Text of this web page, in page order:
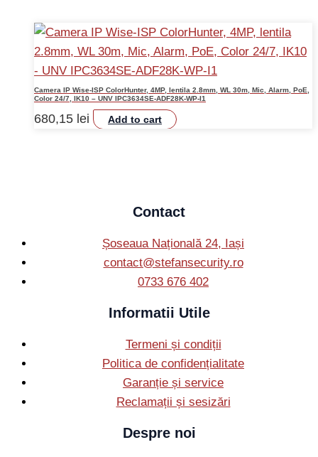
Camera IP Wise-ISP ColorHunter, 4MP, lentila 2.8mm, WL 30m, Mic, Alarm, PoE,
Color 24/7, IK10 – UNV IPC3634SE-ADF28K-WP-I1
680,15 lei Add to cart
Contact
Șoseaua Națională 24, Iași
contact@stefansecurity.ro
0733 676 402
Informatii Utile
Termeni și condiții
Politica de confidențialitate
Garanție și service
Reclamații și sesizări
Despre noi